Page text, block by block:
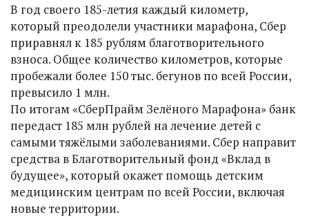
В год своего 185-летия каждый километр,
который преодолели участники марафона, Сбер
приравнял к 185 рублям благотворительного
взноса. Общее количество километров, которые
пробежали более 150 тыс. бегунов по всей России,
превысило 1 млн.
По итогам «СберПрайм Зелёного Марафона» банк
передаст 185 млн рублей на лечение детей с
самыми тяжёлыми заболеваниями. Сбер направит
средства в Благотворительный фонд «Вклад в
будущее», который окажет помощь детским
медицинским центрам по всей России, включая
новые территории.